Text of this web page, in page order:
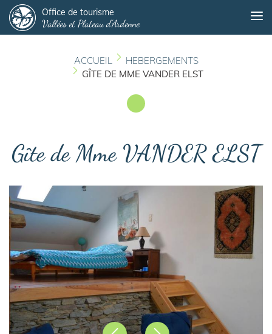
au
contenu
Office de tourisme
Vallées et Plateau d'Ardenne
ACCUEIL
HEBERGEMENTS
GÎTE DE MME VANDER ELST
Gîte de Mme VANDER ELST
PrécédentSuivant
Panneau de gestion des cookies